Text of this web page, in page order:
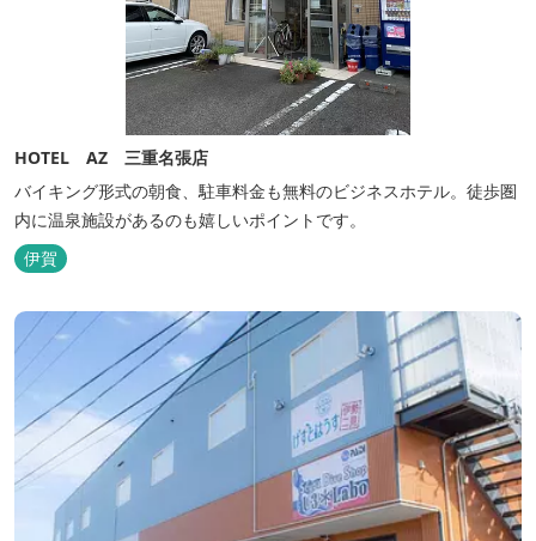
HOTEL AZ 三重名張店
バイキング形式の朝食、駐車料金も無料のビジネスホテル。徒歩圏
内に温泉施設があるのも嬉しいポイントです。
伊賀